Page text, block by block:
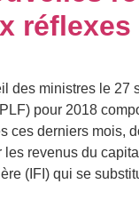
réflexes
des ministres le 27
pour 2018
ces derniers mois,
revenus du
(IFI) qui se